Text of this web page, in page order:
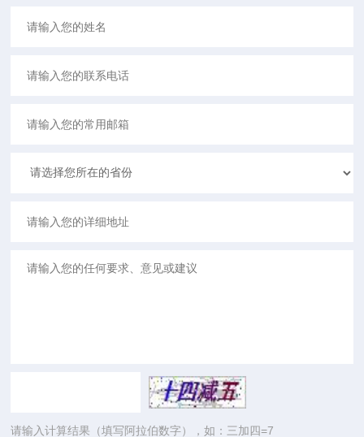
请输入计算结果（填写阿拉伯数字），如：三加四=7